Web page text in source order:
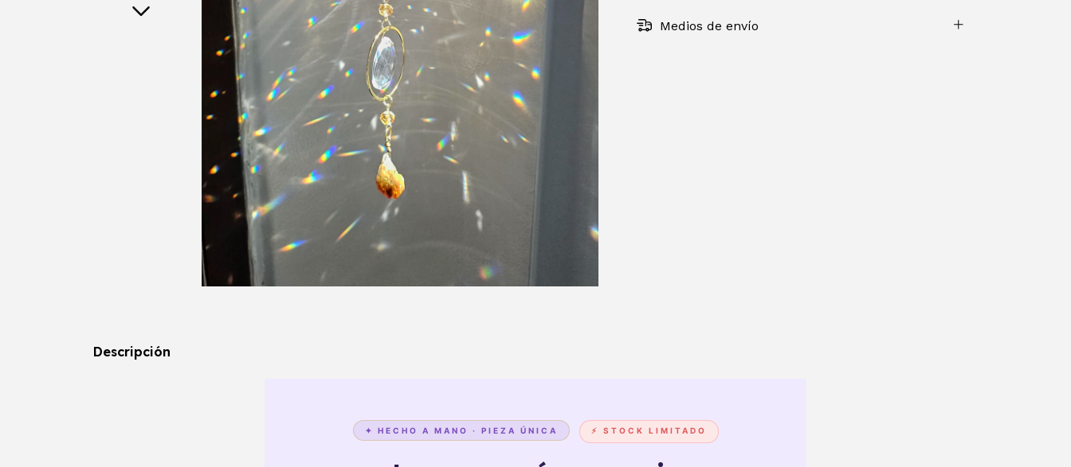
Medios de envío
Descripción
✦ HECHO A MANO · PIEZA ÚNICA ⚡ STOCK LIMITADO